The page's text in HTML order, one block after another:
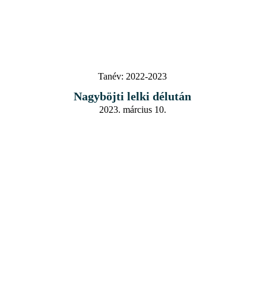
Tanév: 2022-2023
Nagyböjti lelki délután
2023. március 10.